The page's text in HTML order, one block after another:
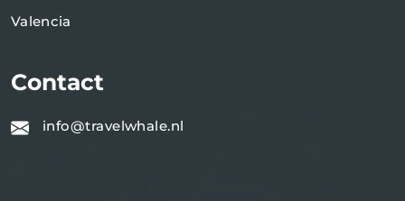
Valencia
Contact
info@travelwhale.nl